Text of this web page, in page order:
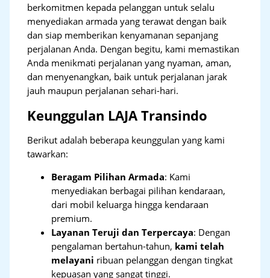
berkomitmen kepada pelanggan untuk selalu
menyediakan armada yang terawat dengan baik
dan siap memberikan kenyamanan sepanjang
perjalanan Anda. Dengan begitu, kami memastikan
Anda menikmati perjalanan yang nyaman, aman,
dan menyenangkan, baik untuk perjalanan jarak
jauh maupun perjalanan sehari-hari.
Keunggulan LAJA Transindo
Berikut adalah beberapa keunggulan yang kami
tawarkan:
Beragam Pilihan Armada: Kami
menyediakan berbagai pilihan kendaraan,
dari mobil keluarga hingga kendaraan
premium.
Layanan Teruji dan Terpercaya: Dengan
pengalaman bertahun-tahun, kami telah
melayani ribuan pelanggan dengan tingkat
kepuasan yang sangat tinggi.